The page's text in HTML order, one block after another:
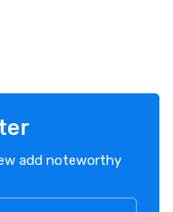
add noteworthy